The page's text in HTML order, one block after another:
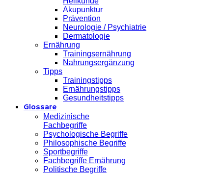
Akupunktur
Prävention
Neurologie / Psychiatrie
Dermatologie
Ernährung
Trainingsernährung
Nahrungsergänzung
Tipps
Trainingstipps
Ernährungstipps
Gesundheitstipps
Glossare
Medizinische
Fachbegriffe
Psychologische Begriffe
Philosophische Begriffe
Sportbegriffe
Fachbegriffe Ernährung
Politische Begriffe